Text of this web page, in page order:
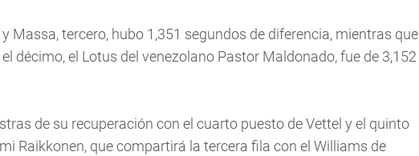
Massa, tercero, hubo 1,351 segundos de diferencia, mientras que
décimo, el Lotus del venezolano Pastor Maldonado, fue de 3,152
de su recuperación con el cuarto puesto de Vettel y el quinto
Raikkonen, que compartirá la tercera fila con el Williams de